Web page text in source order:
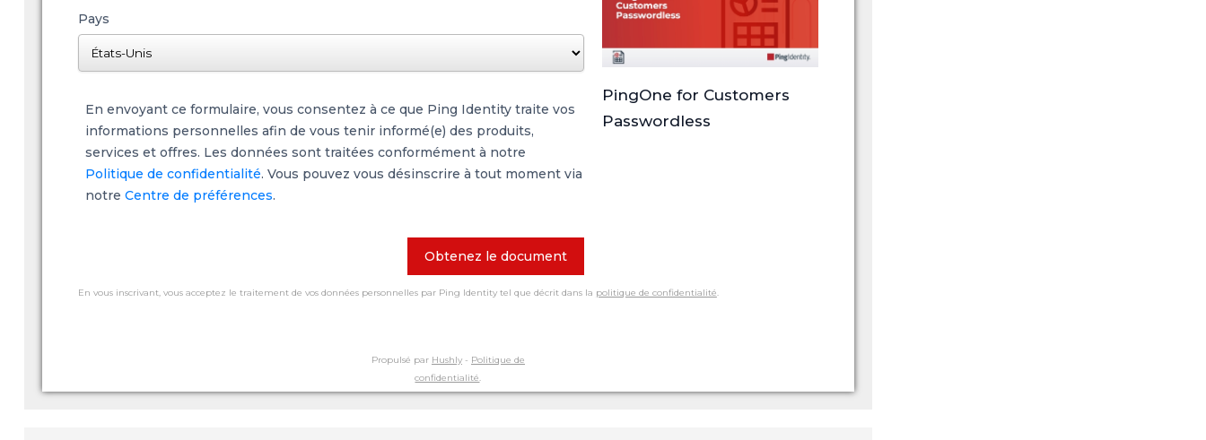
Pays
En envoyant ce formulaire, vous consentez à ce que Ping Identity traite vos
informations personnelles afin de vous tenir informé(e) des produits,
services et offres. Les données sont traitées conformément à notre
Politique de confidentialité. Vous pouvez vous désinscrire à tout moment via
notre Centre de préférences.
Obtenez le document
PingOne for Customers
Passwordless
En vous inscrivant, vous acceptez le traitement de vos données personnelles par Ping Identity tel que décrit dans la politique de confidentialité.
Propulsé par Hushly- Politique de
confidentialité.